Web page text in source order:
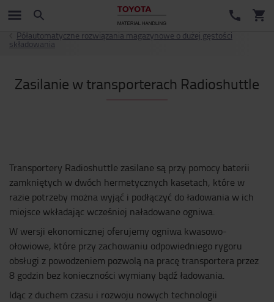
Półautomatyczne rozwiązania magazynowe o dużej gęstości
składowania
Zasilanie w transporterach Radioshuttle
Transportery Radioshuttle zasilane są przy pomocy baterii
zamkniętych w dwóch hermetycznych kasetach, które w
razie potrzeby można wyjąć i podłączyć do ładowania w ich
miejsce wkładając wcześniej naładowane ogniwa.
W wersji ekonomicznej oferujemy ogniwa kwasowo-
ołowiowe, które przy zachowaniu odpowiedniego rygoru
obsługi z powodzeniem pozwolą na pracę transportera przez
8 godzin bez konieczności wymiany bądź ładowania.
Idąc z duchem czasu i rozwoju nowych technologii